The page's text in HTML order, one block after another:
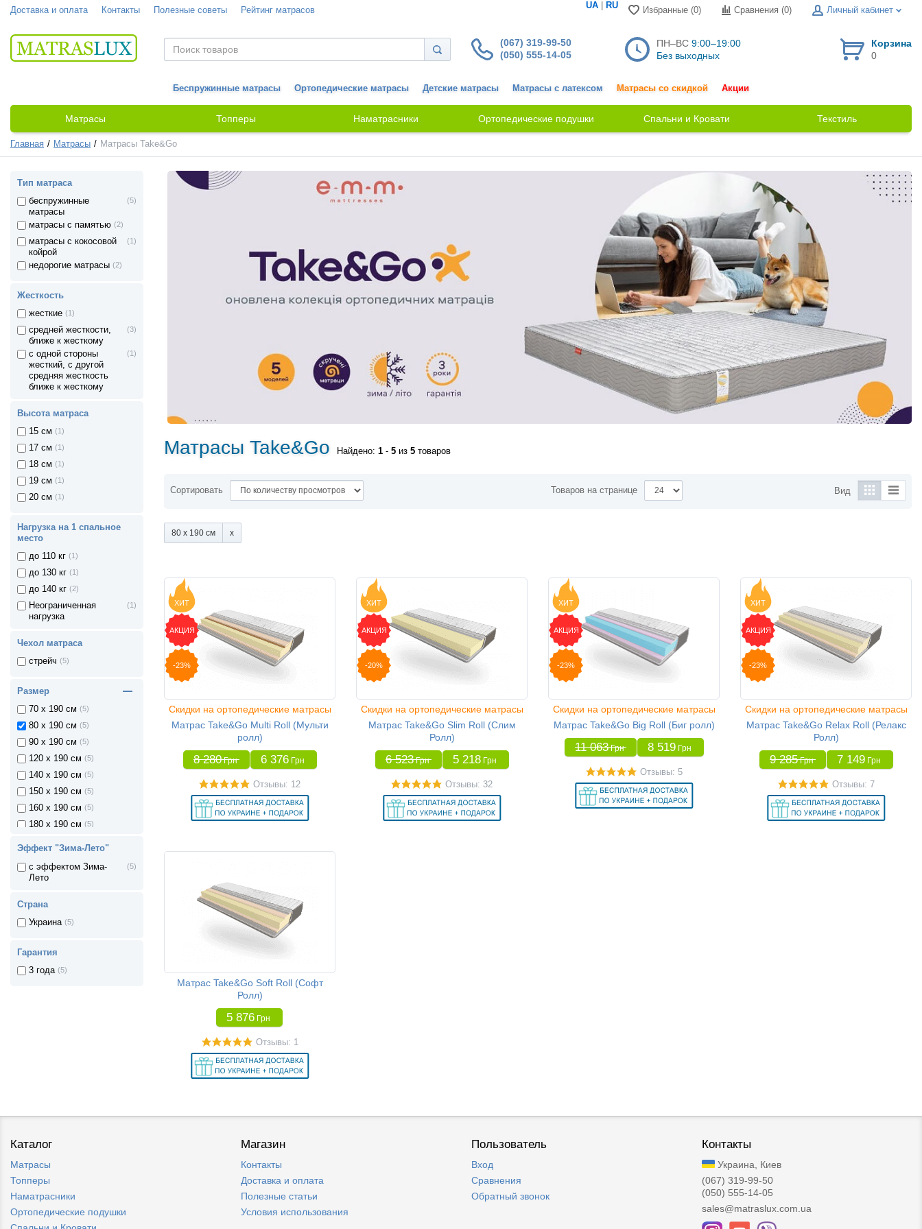
Доставка и оплата Контакты Полезные советы Рейтинг матрасов UA RU Избранные (0) Сравнения (0) Личный кабинет
(067) 319-99-50
(050) 555-14-05
ПН–ВС 9:00–19:00
Без выходных
Корзина
0
Беспружинные матрасы Ортопедические матрасы Детские матрасы Матрасы с латексом Матрасы со скидкой Акции
Матрасы Топперы Наматрасники Ортопедические подушки Спальни и Кровати Текстиль
Главная Матрасы Матрасы Take&Go
Тип матраса
беспружинные
матрасы
(5)
матрасы с памятью (2)
матрасы с кокосовой
койрой
(1)
недорогие матрасы (2)
Жесткость
жесткие (1)
средней жесткости,
ближе к жесткому
(3)
с одной стороны
жесткий, с другой
средняя жесткость
ближе к жесткому
(1)
Высота матраса
15 см (1)
17 см (1)
18 см (1)
19 см (1)
20 см (1)
Нагрузка на 1 спальное
место
до 110 кг (1)
до 130 кг (1)
до 140 кг (2)
Неограниченная
нагрузка
(1)
Чехол матраса
стрейч (5)
Размер
70 x 190 см (5)
80 x 190 см (5)
90 x 190 см (5)
120 x 190 см (5)
140 x 190 см (5)
150 x 190 см (5)
160 x 190 см (5)
180 x 190 см (5)
120 x 200 см
150 x 200 см
160 x 200 см
200 x 200 см
Эффект "Зима-Лето"
с эффектом Зима-
Лето
(5)
Страна
Украина (5)
Гарантия
3 года (5)
Матрасы Take&Go Найдено: 1 - 5 из 5 товаров
Сортировать Товаров на странице Вид
80 x 190 см
ХИТ
АКЦИЯ
-23%
Скидки на ортопедические матрасы
Матрас Take&Go Multi Roll (Мульти
ролл)
8 280 Грн 6 376 Грн
Отзывы: 12
ХИТ
АКЦИЯ
-20%
Скидки на ортопедические матрасы
Матрас Take&Go Slim Roll (Слим
Ролл)
6 523 Грн 5 218 Грн
Отзывы: 32
ХИТ
АКЦИЯ
-23%
Скидки на ортопедические матрасы
Матрас Take&Go Big Roll (Биг ролл)
11 063 Грн 8 519 Грн
Отзывы: 5
ХИТ
АКЦИЯ
-23%
Скидки на ортопедические матрасы
Матрас Take&Go Relax Roll (Релакс
Ролл)
9 285 Грн 7 149 Грн
Отзывы: 7
Матрас Take&Go Soft Roll (Софт
Ролл)
5 876 Грн
Отзывы: 1
Каталог
Матрасы
Топперы
Наматрасники
Ортопедические подушки
Магазин
Контакты
Доставка и оплата
Полезные статьи
Условия использования
Пользователь
Вход
Сравнения
Обратный звонок
Контакты
Украина, Киев
(067) 319-99-50
(050) 555-14-05
sales@matraslux.com.ua